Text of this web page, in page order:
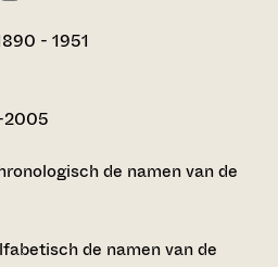
- 1951
2005
de namen van de
de namen van de